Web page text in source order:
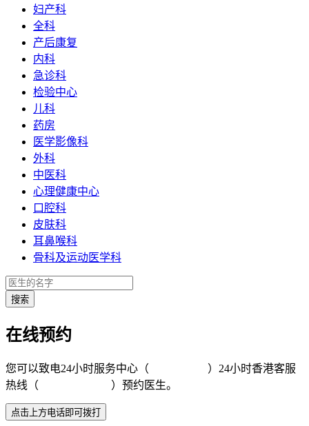
妇产科
全科
产后康复
内科
急诊科
检验中心
儿科
药房
医学影像科
外科
中医科
心理健康中心
口腔科
皮肤科
耳鼻喉科
骨科及运动医学科
在线预约
您可以致电24小时服务中心（
）24小时香港客服
热线（
）预约医生。